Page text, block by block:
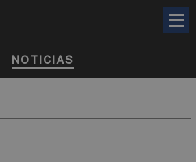
NOTICIAS